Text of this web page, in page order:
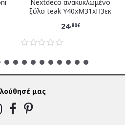
Nextdeco ανακυκλωμένο
ξύλο teak Υ40xM31xΠ3εκ
24,80€
μας